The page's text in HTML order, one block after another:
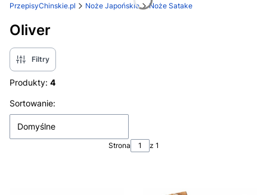
PrzepisyChinskie.pl Noże Japońskie Noże Satake
Oliver
Filtry
Produkty: 4
Lista produktów
Sortowanie:
Domyślne
Strona z 1